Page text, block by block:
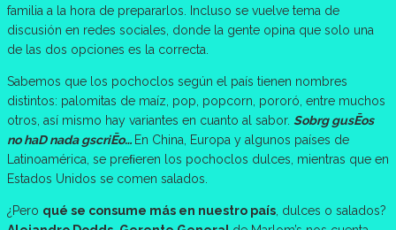
familia a la hora de prepararlos. Incluso se vuelve tema de
discusión en redes sociales, donde la gente opina que solo una
de las dos opciones es la correcta.
Sabemos que los pochoclos según el país tienen nombres
distintos: palomitas de maíz, pop, popcorn, pororó, entre muchos
otros, así mismo hay variantes en cuanto al sabor. Sobrg gusĒos
no haD nada gscriĒo… En China, Europa y algunos países de
Latinoamérica, se preﬁeren los pochoclos dulces, mientras que en
Estados Unidos se comen salados.
¿Pero qué se consume más en nuestro país, dulces o salados?